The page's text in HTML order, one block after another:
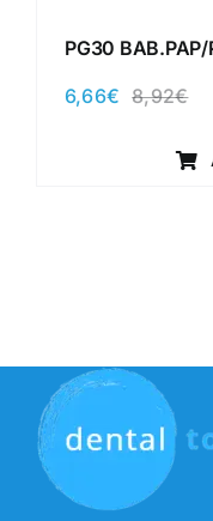
PG30
8,92€El
6,66€
El
es: